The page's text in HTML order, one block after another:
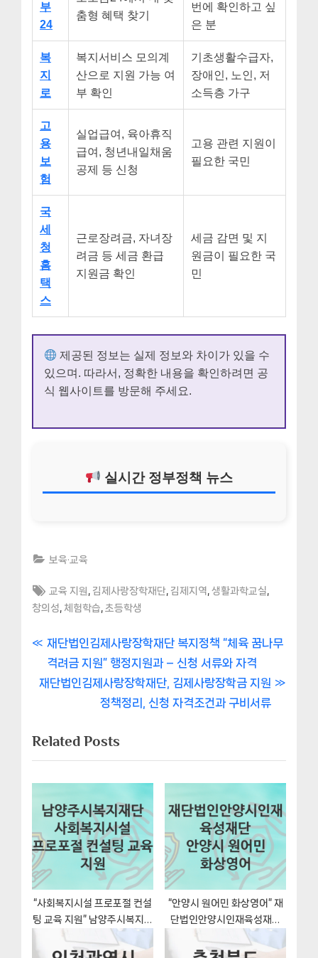
부
24
춤형 혜택 찾기
번에 확인하고 싶
은 분
복
지
로
복지서비스 모의계
산으로 지원 가능 여
부 확인
기초생활수급자,
장애인, 노인, 저
소득층 가구
고
용
보
험
실업급여, 육아휴직
급여, 청년내일채움
공제 등 신청
고용 관련 지원이
필요한 국민
국
세
청
홈
택
스
근로장려금, 자녀장
려금 등 세금 환급
지원금 확인
세금 감면 및 지
원금이 필요한 국
민
제공된 정보는 실제 정보와 차이가 있을 수
있으며. 따라서, 정확한 내용을 확인하려면 공
식 웹사이트를 방문해 주세요.
실시간 정부정책 뉴스
보육·교육
Tags:
교육 지원 김제사랑장학재단 김제지역 ,생활과학교실
창의성 체험학습 초등학생
글
내
게
이
P
r
e
o
u
s
P
o
s
:
재단법인김제사랑장학재단 복지정책 “체육 꿈나무
격려금 지원” 행정지원과 – 신청 서류와 자격
N
t
P
o
s
t
:
재단법인김제사랑장학재단, 김제사랑장학금 지원
정책정리, 신청 자격조건과 구비서류
Related Posts
“사회복지시설 프로포절 컨설
팅 교육 지원” 남양주시복지재
단 지원혜택 신청조건과 자격
조건
“안양시 원어민 화상영어” 재
단법인안양시인재육성재단
복지지원혜택 일정과 신청방
법